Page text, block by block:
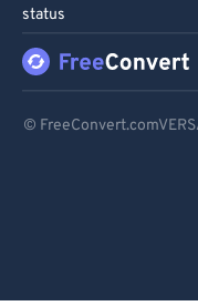
status
©